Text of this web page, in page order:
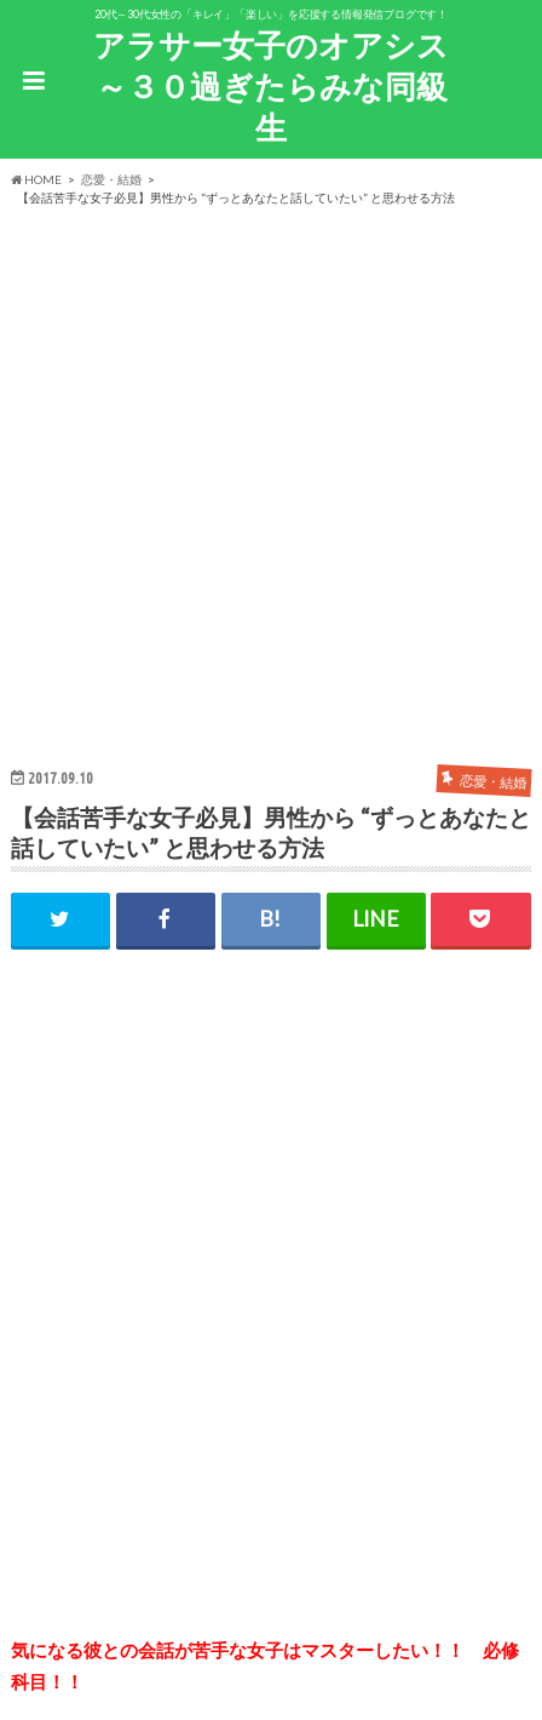
20代～30代女性の「キレイ」「楽しい」を応援する情報発信ブログです！
アラサー女子のオアシス
～３０過ぎたらみな同級
生
HOME
恋愛・結婚
【会話苦手な女子必見】男性から “ずっとあなたと話していたい” と思わせる方法
2017.09.10 恋愛・結婚
【会話苦手な女子必見】男性から “ずっとあなたと
話していたい” と思わせる方法
気になる彼との会話が苦手な女子はマスターしたい！！ 必修
科目！！